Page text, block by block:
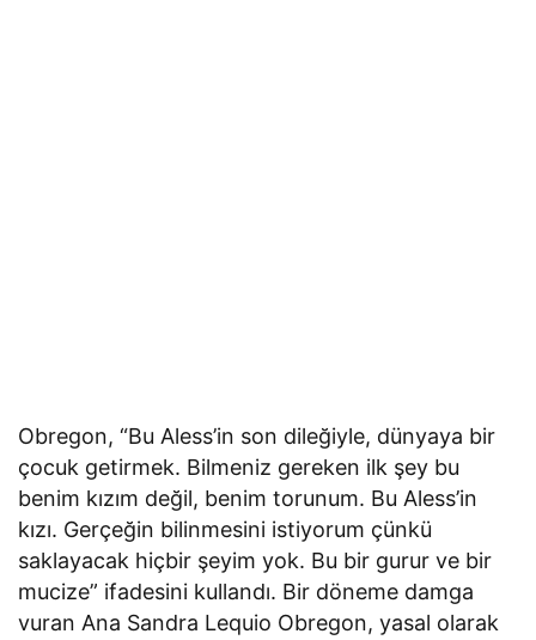
Obregon, “Bu Aless’in son dileğiyle, dünyaya bir
çocuk getirmek. Bilmeniz gereken ilk şey bu
benim kızım değil, benim torunum. Bu Aless’in
kızı. Gerçeğin bilinmesini istiyorum çünkü
saklayacak hiçbir şeyim yok. Bu bir gurur ve bir
mucize” ifadesini kullandı. Bir döneme damga
vuran Ana Sandra Lequio Obregon, yasal olarak